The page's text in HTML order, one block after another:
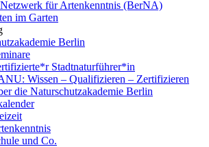
für Artenkenntnis (BerNA)
im Garten
Berlin
Stadtnaturführer*in
Wissen – Qualifizieren – Zertifizieren
die Naturschutzakademie Berlin
und Co.